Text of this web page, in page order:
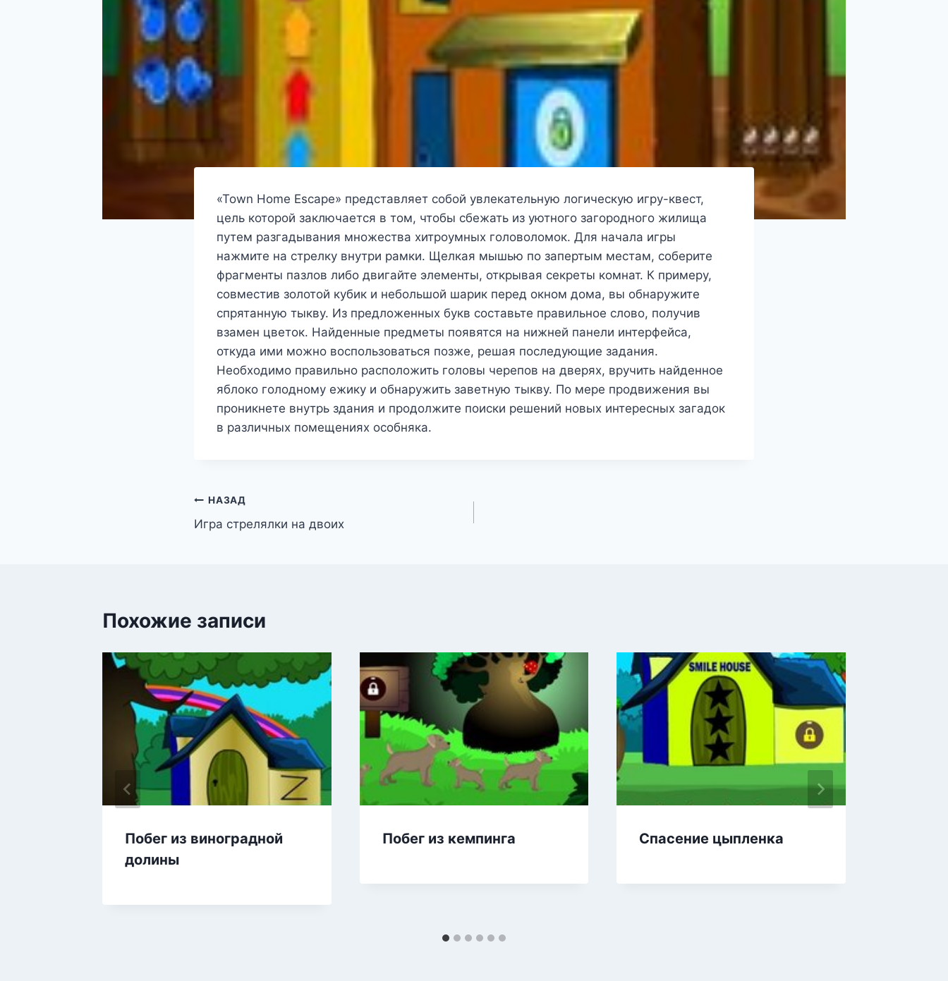
«Town Home Escape» представляет собой увлекательную логическую игру-квест,
цель которой заключается в том, чтобы сбежать из уютного загородного жилища
путем разгадывания множества хитроумных головоломок. Для начала игры
нажмите на стрелку внутри рамки. Щелкая мышью по запертым местам, соберите
фрагменты пазлов либо двигайте элементы, открывая секреты комнат. К примеру,
совместив золотой кубик и небольшой шарик перед окном дома, вы обнаружите
спрятанную тыкву. Из предложенных букв составьте правильное слово, получив
взамен цветок. Найденные предметы появятся на нижней панели интерфейса,
откуда ими можно воспользоваться позже, решая последующие задания.
Необходимо правильно расположить головы черепов на дверях, вручить найденное
яблоко голодному ежику и обнаружить заветную тыкву. По мере продвижения вы
проникнете внутрь здания и продолжите поиски решений новых интересных загадок
в различных помещениях особняка.
Навигация
по
НАЗАД
Игра стрелялки на двоих
Похожие записи
Побег из виноградной
долины
Побег из кемпинга Спасение цыпленка